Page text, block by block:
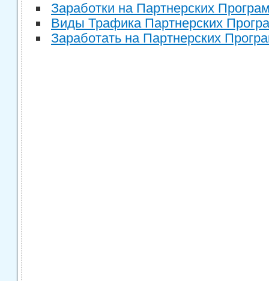
Заработки на Партнерских
Виды Трафика Партнерских
Заработать на Партнерских